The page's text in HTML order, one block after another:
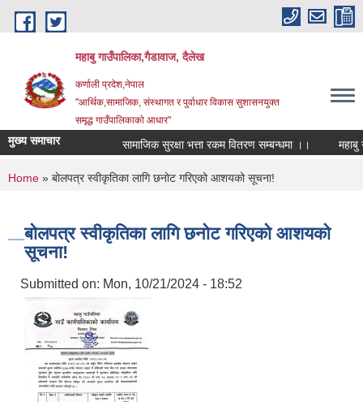
Skip to main content
महाबु गाउँपालिका,गैडावाज, दैलेख
कर्णाली प्रदेश,नेपाल
"आर्थिक,सामाजिक, संस्थागत र पुर्वाधार विकास सुशासनयुक्त
समृद्ध गाउँपालिकाकाे आधार"
मुख्य समाचार सामाजिक सुरक्षा भत्ता रकम वितरण सम्बन्धमा ।।
You are here
Home » बोलपत्र स्वीकृतिका लागि छनोट गरिएको आशयको सूचना!
बोलपत्र स्वीकृतिका लागि छनोट गरिएको आशयको
सूचना!
Submitted on: Mon, 10/21/2024 - 18:52